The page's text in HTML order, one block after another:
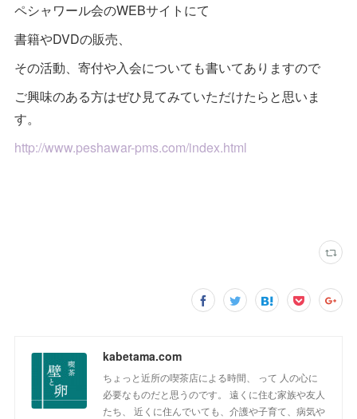
ペシャワール会のWEBサイトにて
書籍やDVDの販売、
その活動、寄付や入会についても書いてありますので
ご興味のある方はぜひ見てみていただけたらと思いま
す。
http://www.peshawar-pms.com/index.html
kabetama.com
ちょっと近所の喫茶店による時間、 って 人の心に
必要なものだと思うのです。 遠くに住む家族や友人
たち、 近くに住んでいても、介護や子育て、病気や